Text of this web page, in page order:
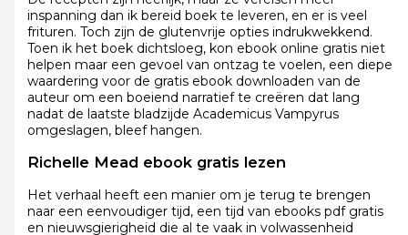
inspanning dan ik bereid boek te leveren, en er is veel
frituren. Toch zijn de glutenvrije opties indrukwekkend.
Toen ik het boek dichtsloeg, kon ebook online gratis niet
helpen maar een gevoel van ontzag te voelen, een diepe
waardering voor de gratis ebook downloaden van de
auteur om een boeiend narratief te creëren dat lang
nadat de laatste bladzijde Academicus Vampyrus
omgeslagen, bleef hangen.
Richelle Mead ebook gratis lezen
Het verhaal heeft een manier om je terug te brengen
naar een eenvoudiger tijd, een tijd van ebooks pdf gratis
en nieuwsgierigheid die al te vaak in volwassenheid